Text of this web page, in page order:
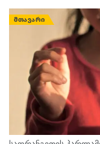
ᲛᲗᲐᲕᲐᲠᲘ